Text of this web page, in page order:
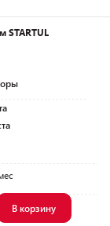
STARTUL
В корзину